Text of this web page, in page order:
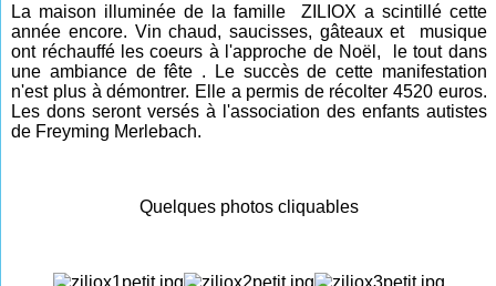
La maison illuminée de la famille ZILIOX a scintillé cette
année encore. Vin chaud, saucisses, gâteaux et musique
ont réchauffé les coeurs à l'approche de Noël, le tout dans
une ambiance de fête . Le succès de cette manifestation
n'est plus à démontrer. Elle a permis de récolter 4520 euros.
Les dons seront versés à l'association des enfants autistes
de Freyming Merlebach.
Quelques photos cliquables